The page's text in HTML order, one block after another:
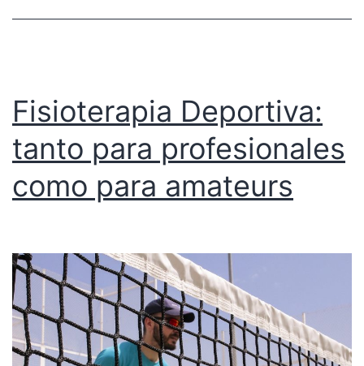
Fisioterapia Deportiva:
tanto para profesionales
como para amateurs